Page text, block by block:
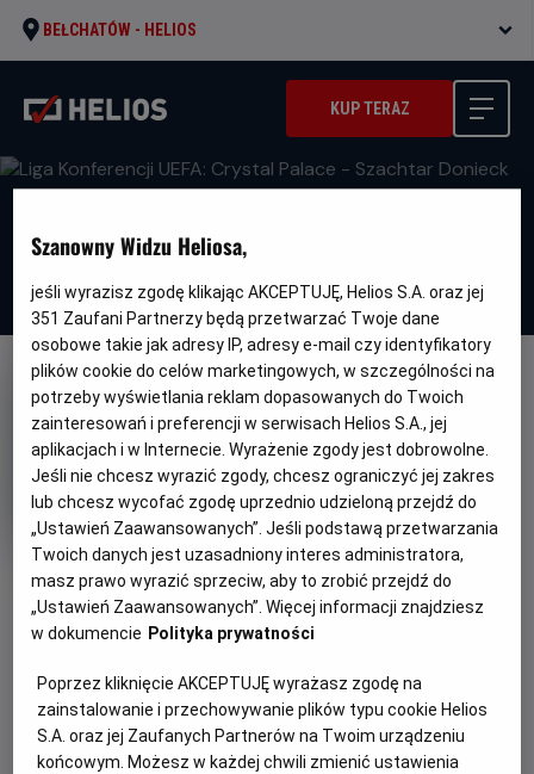
BEŁCHATÓW - HELIOS
KUP TERAZ
OBSERWUJ
Liga Konferencji UEFA: Crystal
Palace - Szachtar Donieck
Gatunek
Sportowy
Czas
trwania
150 min
Kraj
i
rok
produkcji
Polska
PREMIERA
7 maja 2026
OPIS FILMU
Szanowny Widzu Heliosa,
jeśli wyrazisz zgodę klikając AKCEPTUJĘ, Helios S.A. oraz jej
351 Zaufani Partnerzy będą przetwarzać Twoje dane
osobowe takie jak adresy IP, adresy e-mail czy identyfikatory
plików cookie do celów marketingowych, w szczególności na
potrzeby wyświetlania reklam dopasowanych do Twoich
zainteresowań i preferencji w serwisach Helios S.A., jej
aplikacjach i w Internecie. Wyrażenie zgody jest dobrowolne.
Jeśli nie chcesz wyrazić zgody, chcesz ograniczyć jej zakres
lub chcesz wycofać zgodę uprzednio udzieloną przejdź do
„Ustawień Zaawansowanych”. Jeśli podstawą przetwarzania
Twoich danych jest uzasadniony interes administratora,
masz prawo wyrazić sprzeciw, aby to zrobić przejdź do
„Ustawień Zaawansowanych”. Więcej informacji znajdziesz
w dokumencie Polityka prywatności
Poprzez kliknięcie AKCEPTUJĘ wyrażasz zgodę na
zainstalowanie i przechowywanie plików typu cookie Helios
S.A. oraz jej Zaufanych Partnerów na Twoim urządzeniu
końcowym. Możesz w każdej chwili zmienić ustawienia